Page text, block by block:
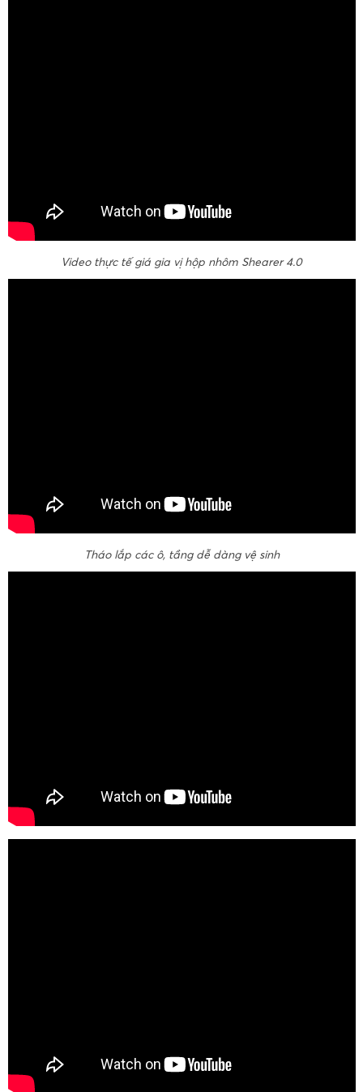
Video thực tế giá gia vị hộp nhôm Shearer 4.0
Tháo lắp các ô, tầng dễ dàng vệ sinh